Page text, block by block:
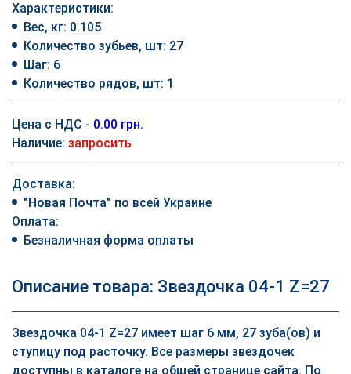
Характеристики:
Вес, кг: 0.105
Количество зубьев, шт: 27
Шаг: 6
Количество рядов, шт: 1
Цена с НДС - 0.00 грн.
Наличие: запросить
Доставка:
"Новая Почта" по всей Украине
Оплата:
Безналичная форма оплаты
Описание товара: Звездочка 04-1 Z=27
Звездочка 04-1 Z=27 имеет шаг 6 мм, 27 зуба(ов) и
ступицу под расточку. Все размеры звездочек
доступны в каталоге на общей странице сайта. По